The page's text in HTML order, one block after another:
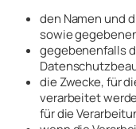
den Namen und
sowie
gegebenenfalls
die Zwecke, für
verarbeitet
für die